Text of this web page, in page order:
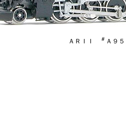
ＡＲＩＩ ＃ Ａ９